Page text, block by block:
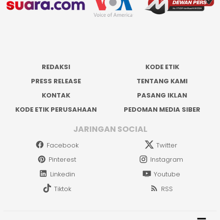
REDAKSI
KODE ETIK
PRESS RELEASE
TENTANG KAMI
KONTAK
PASANG IKLAN
KODE ETIK PERUSAHAAN
PEDOMAN MEDIA SIBER
JARINGAN SOCIAL
Facebook
Twitter
Pinterest
Instagram
Linkedin
Youtube
Tiktok
RSS